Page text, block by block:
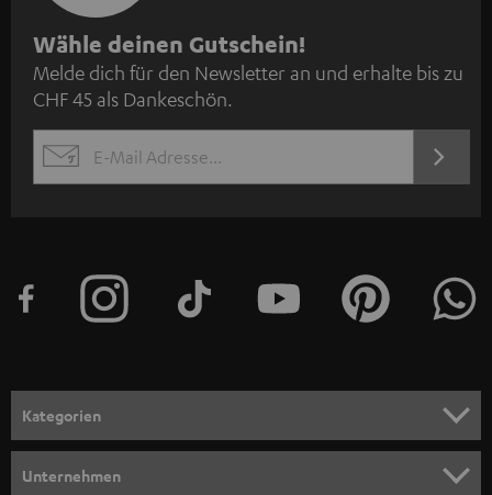
N
e
w
s
l
e
n
m
e
Wähle deinen Gutschein!
Melde dich für den Newsletter an und erhalte bis zu
CHF 45 als Dankeschön.
EMAIL
JETZT
Kategorien
Unternehmen